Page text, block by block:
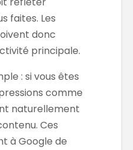
faites. Les
donc
principale.
: si vous êtes
comme
naturellement
Ces
à Google de